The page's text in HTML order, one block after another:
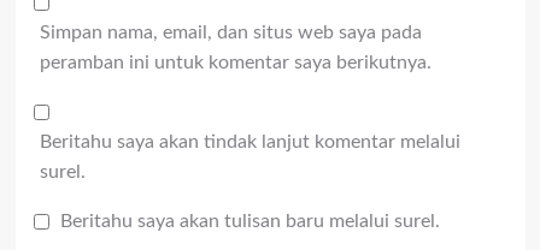
Simpan nama, email, dan situs web saya pada
peramban ini untuk komentar saya berikutnya.
Beritahu saya akan tindak lanjut komentar melalui
surel.
Beritahu saya akan tulisan baru melalui surel.